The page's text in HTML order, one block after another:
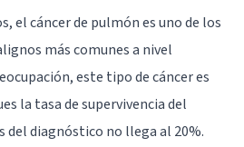
el cáncer de pulmón es uno de los
más comunes a nivel
este tipo de cáncer es
la tasa de supervivencia del
del diagnóstico no llega al 20%.